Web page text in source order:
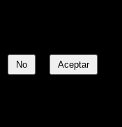
No Aceptar